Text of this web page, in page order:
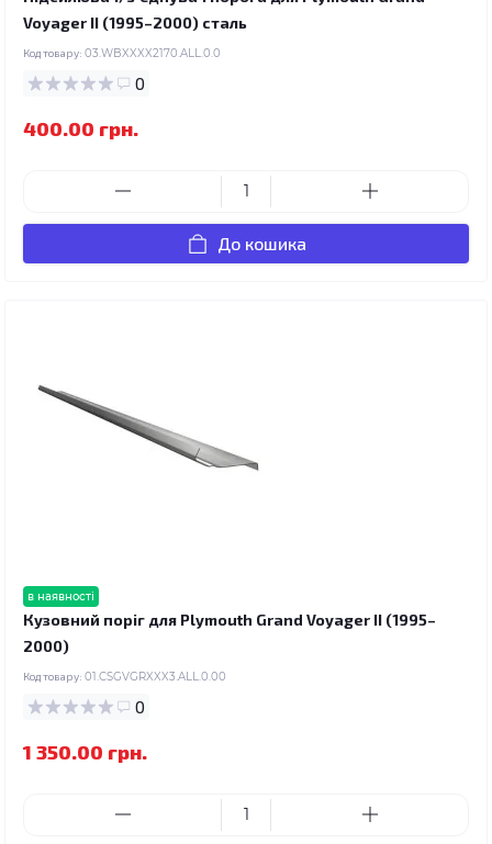
Voyager II (1995–2000) сталь
Код товару: 03.WBXXXX2170.ALL.0.0
0
400.00 грн.
До кошика
в наявності
Кузовний поріг для Plymouth Grand Voyager II (1995–
2000)
Код товару: 01.CSGVGRXXX3.ALL.0.00
0
1 350.00 грн.